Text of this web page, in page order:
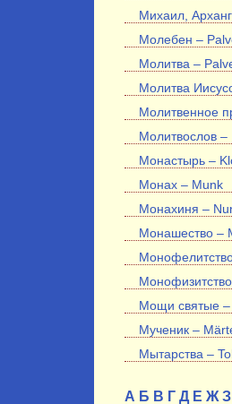
Михаил,
Молебен –
Молитва –
Молитва
Молитвенное
Молитвослов –
Монастырь –
Монах – Munk
Монахиня –
Монашество –
Мощи святые –
Мученик –
Мытарства –
А Б В Г Д Е Ж З